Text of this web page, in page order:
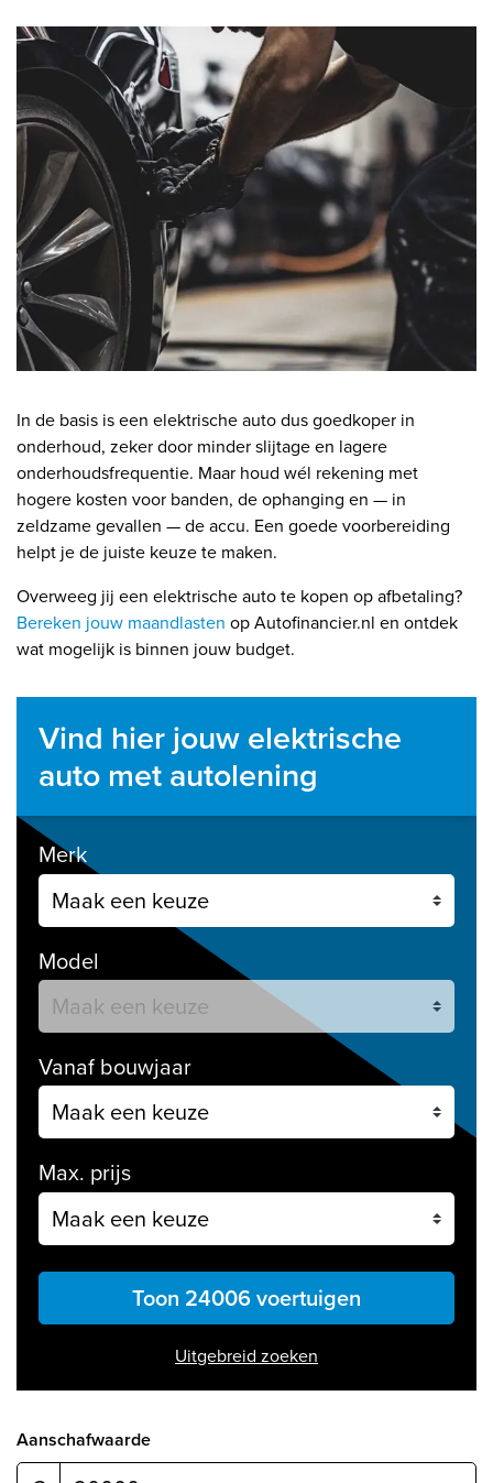
In de basis is een elektrische auto dus goedkoper in
onderhoud, zeker door minder slijtage en lagere
onderhoudsfrequentie. Maar houd wél rekening met
hogere kosten voor banden, de ophanging en — in
zeldzame gevallen — de accu. Een goede voorbereiding
helpt je de juiste keuze te maken.
Overweeg jij een elektrische auto te kopen op afbetaling?
Bereken jouw maandlasten op Autofinancier.nl en ontdek
wat mogelijk is binnen jouw budget.
Vind hier jouw elektrische
auto met autolening
Merk
Model
Vanaf bouwjaar
Max. prijs
Toon 24006 voertuigen
Uitgebreid zoeken
Aanschafwaarde